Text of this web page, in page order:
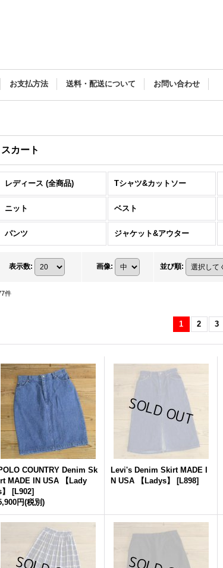
お支払方法 送料・配送について お問い合わせ
スカート
レディース (全商品) Tシャツ&カットソー
ニット ベスト
パンツ ジャケット&アウター
表示数: 画像: 並び順:
件
1 2 3
COUNTRY Denim Sk
MADE IN USA 【Lady
[L902]
円(税別)
Levi's Denim Skirt MADE I
N USA 【Ladys】
[L898]